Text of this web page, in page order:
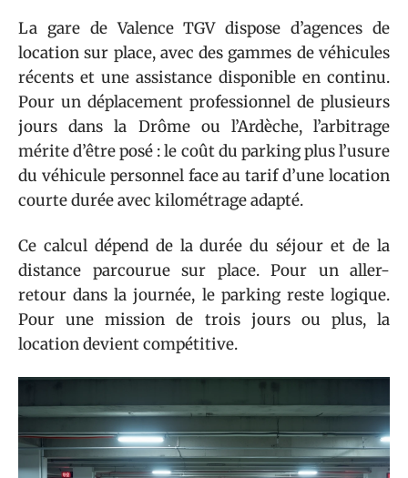
La gare de Valence TGV dispose d’agences de
location sur place, avec des gammes de véhicules
récents et une assistance disponible en continu.
Pour un déplacement professionnel de plusieurs
jours dans la Drôme ou l’Ardèche, l’arbitrage
mérite d’être posé : le coût du parking plus l’usure
du véhicule personnel face au tarif d’une location
courte durée avec kilométrage adapté.
Ce calcul dépend de la durée du séjour et de la
distance parcourue sur place. Pour un aller-
retour dans la journée, le parking reste logique.
Pour une mission de trois jours ou plus, la
location devient compétitive.